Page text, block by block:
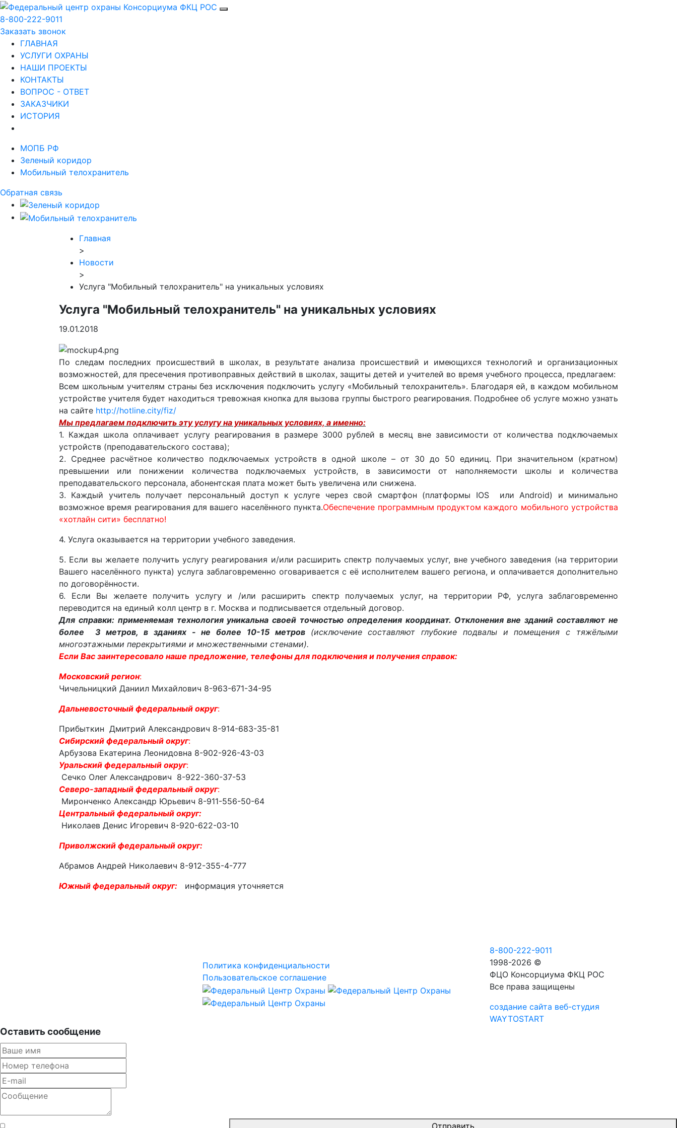
8-800-222-9011
Заказать звонок
ГЛАВНАЯ
УСЛУГИ ОХРАНЫ
НАШИ ПРОЕКТЫ
КОНТАКТЫ
ВОПРОС - ОТВЕТ
ЗАКАЗЧИКИ
ИСТОРИЯ
МОПБ РФ
Зеленый коридор
Мобильный телохранитель
Обратная связь
Главная
>
Новости
>
Услуга "Мобильный телохранитель" на уникальных условиях
Услуга "Мобильный телохранитель" на уникальных условиях
19.01.2018
По следам последних происшествий в школах, в результате анализа происшествий и имеющихся технологий и организационных
возможностей, для пресечения противоправных действий в школах, защиты детей и учителей во время учебного процесса, предлагаем:
Всем школьным учителям страны без исключения подключить услугу «Мобильный телохранитель». Благодаря ей, в каждом мобильном
устройстве учителя будет находиться тревожная кнопка для вызова группы быстрого реагирования. Подробнее об услуге можно узнать
на сайте http://hotline.city/fiz/
Мы предлагаем подключить эту услугу на уникальных условиях, а именно:
1. Каждая школа оплачивает услугу реагирования в размере 3000 рублей в месяц вне зависимости от количества подключаемых
устройств (преподавательского состава);
2. Среднее расчётное количество подключаемых устройств в одной школе – от 30 до 50 единиц. При значительном (кратном)
превышении или понижении количества подключаемых устройств, в зависимости от наполняемости школы и количества
преподавательского персонала, абонентская плата может быть увеличена или снижена.
3. Каждый учитель получает персональный доступ к услуге через свой смартфон (платформы IOS или Android) и минимально
возможное время реагирования для вашего населённого пункта.Обеспечение программным продуктом каждого мобильного устройства
«хотлайн сити» бесплатно!
4. Услуга оказывается на территории учебного заведения.
5. Если вы желаете получить услугу реагирования и/или расширить спектр получаемых услуг, вне учебного заведения (на территории
Вашего населённого пункта) услуга заблаговременно оговаривается с её исполнителем вашего региона, и оплачивается дополнительно
по договорённости.
6. Если Вы желаете получить услугу и /или расширить спектр получаемых услуг, на территории РФ, услуга заблаговременно
переводится на единый колл центр в г. Москва и подписывается отдельный договор.
Для справки: применяемая технология уникальна своей точностью определения координат. Отклонения вне зданий составляют не
более 3 метров, в зданиях - не более 10-15 метров (исключение составляют глубокие подвалы и помещения с тяжёлыми
многоэтажными перекрытиями и множественными стенами).
Если Вас заинтересовало наше предложение, телефоны для подключения и получения справок:
Московский регион:
Чичельницкий Даниил Михайлович 8-963-671-34-95
Дальневосточный федеральный округ:
Прибыткин Дмитрий Александрович 8-914-683-35-81
Сибирский федеральный округ:
Арбузова Екатерина Леонидовна 8-902-926-43-03
Уральский федеральный округ:
Сечко Олег Александрович 8-922-360-37-53
Северо-западный федеральный округ:
Миронченко Александр Юрьевич 8-911-556-50-64
Центральный федеральный округ:
Николаев Денис Игоревич 8-920-622-03-10
Приволжский федеральный округ:
Абрамов Андрей Николаевич 8-912-355-4-777
Южный федеральный округ:
информация уточняется
Политика конфиденциальности
Пользовательское соглашение
8-800-222-9011
1998-2026 ©
ФЦО Консорциума ФКЦ РОС
Все права защищены
создание сайта веб-студия
WAYTOSTART
Оставить сообщение
Отправить